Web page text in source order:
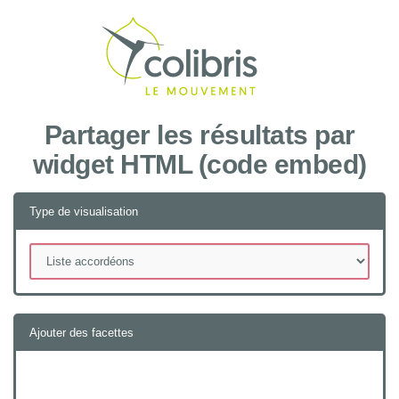
Partager les résultats par
widget HTML (code embed)
Type de visualisation
Ajouter des facettes